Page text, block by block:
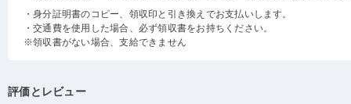
・身分証明書のコピー、領収印と引き換えでお支払いします。
・交通費を使用した場合、必ず領収書をお持ちください。
※領収書がない場合、支給できません
評価とレビュー